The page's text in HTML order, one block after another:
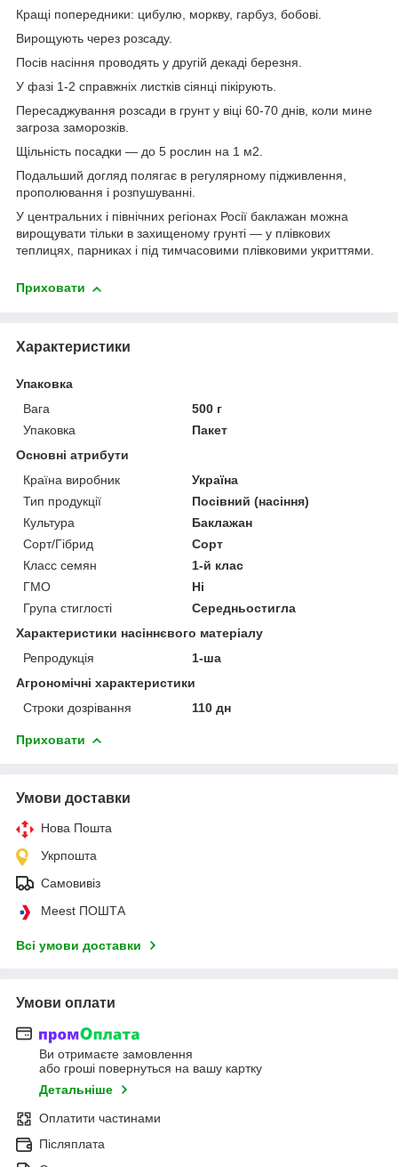
Кращі попередники: цибулю, моркву, гарбуз, бобові.
Вирощують через розсаду.
Посів насіння проводять у другій декаді березня.
У фазі 1-2 справжніх листків сіянці пікірують.
Пересаджування розсади в грунт у віці 60-70 днів, коли мине
загроза заморозків.
Щільність посадки ― до 5 рослин на 1 м2.
Подальший догляд полягає в регулярному підживлення,
прополювання і розпушуванні.
У центральних і північних регіонах Росії баклажан можна
вирощувати тільки в захищеному грунті ― у плівкових
теплицях, парниках і під тимчасовими плівковими укриттями.
Приховати
Характеристики
Упаковка
Вага
500 г
Упаковка
Пакет
Основні атрибути
Країна виробник
Україна
Тип продукції
Посівний (насіння)
Культура
Баклажан
Сорт/Гібрид
Сорт
Класс семян
1-й клас
ГМО
Ні
Група стиглості
Середньостигла
Характеристики насіннєвого матеріалу
Репродукція
1-ша
Агрономічні характеристики
Строки дозрівання
110 дн
Приховати
Умови доставки
Нова Пошта
Укрпошта
Самовивіз
Meest ПОШТА
Всі умови доставки
Умови оплати
Ви отримаєте замовлення
або гроші повернуться на вашу картку
Детальніше
Оплатити частинами
Післяплата